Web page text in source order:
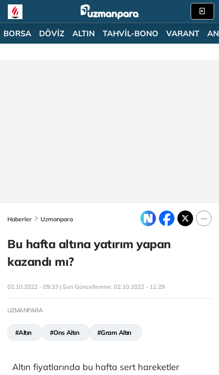
BORSA DÖVİZ ALTIN TAHVİL-BONO VARANT
Haberler Uzmanpara
Bu hafta altına yatırım yapan
kazandı mı?
02.10.2022 - 09:33 | Son Güncellenme: 02.10.2022 - 11:29
UZMANPARA
#Altın #Ons Altın #Gram Altın
Altın fiyatlarında bu hafta sert hareketler